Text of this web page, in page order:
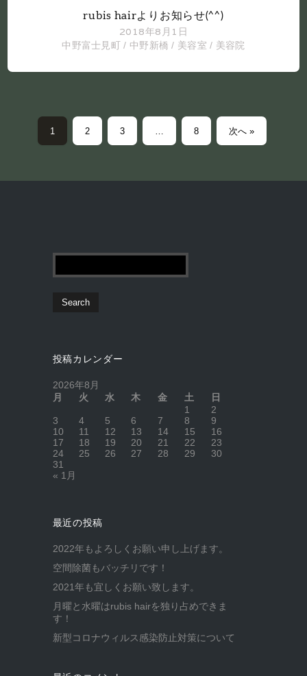
rubis hairよりお知らせ(^^)
2018年8月1日
中野富士見町 / 中野新橋 / 美容室 / 美容院
1 2 3 8 次へ »
投稿カレンダー
2026年8月
月
火 水 木 金 土 日
« 1月
1
2
3
4 5 6 7 8
9
10
11 12 13 14 15
16
17
18 19 20 21 22
23
24
25 26 27 28 29
30
31
最近の投稿
2022年もよろしくお願い申し上げます。
空間除菌もバッチリです！
2021年も宜しくお願い致します。
月曜と水曜はrubis hairを独り占めできま
す！
新型コロナウィルス感染防止対策について